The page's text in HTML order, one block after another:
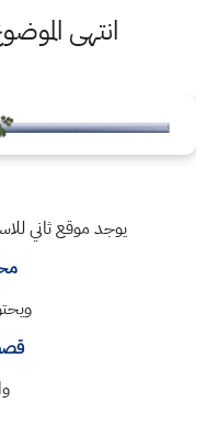
انتهى
يوجد موقع ثاني